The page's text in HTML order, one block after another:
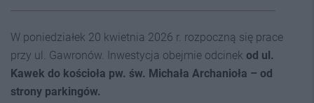
W poniedziałek 20 kwietnia 2026 r. rozpoczną się prace
przy ul. Gawronów. Inwestycja obejmie odcinek od ul.
Kawek do kościoła pw. św. Michała Archanioła – od
strony parkingów.